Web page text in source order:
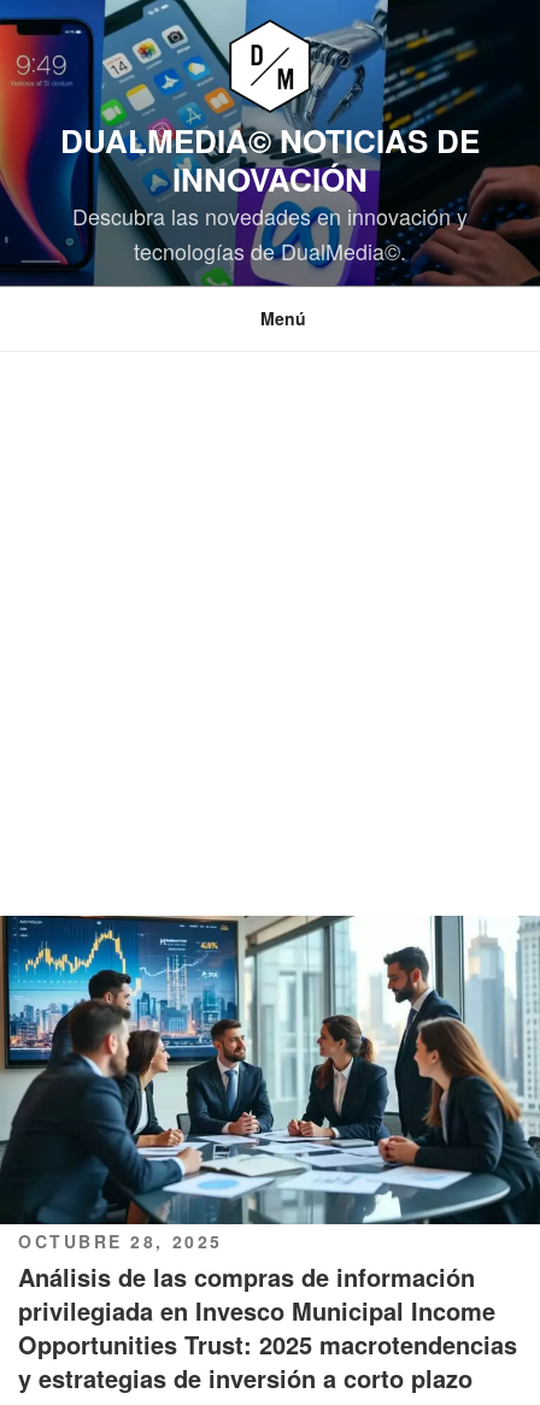
Saltar
contenido
DUALMEDIA© NOTICIAS DE
INNOVACIÓN
Descubra las novedades en innovación y
tecnologías de DualMedia©.
Menú
PUBLICADO
EL
OCTUBRE 28, 2025
Análisis de las compras de información
privilegiada en Invesco Municipal Income
Opportunities Trust: 2025 macrotendencias
y estrategias de inversión a corto plazo